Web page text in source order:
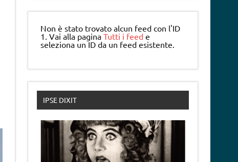
Non è stato trovato alcun feed con l'ID
1. Vai alla paginaTutti i feed e
seleziona un ID da un feed esistente.
IPSE DIXIT